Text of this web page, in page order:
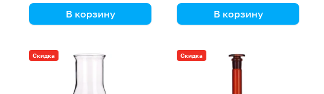
В корзину
(Кат. № 7830/ 632 422 112
110) (Simax)
В корзину
(Кат. № 161/632 411 006
500) (Simax)
Скидка Скидка